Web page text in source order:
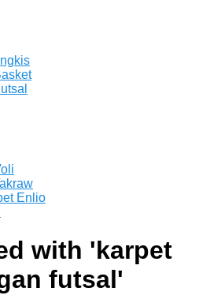
Olahraga Yang Lengkap
Enlio
with 'karpet
futsal'